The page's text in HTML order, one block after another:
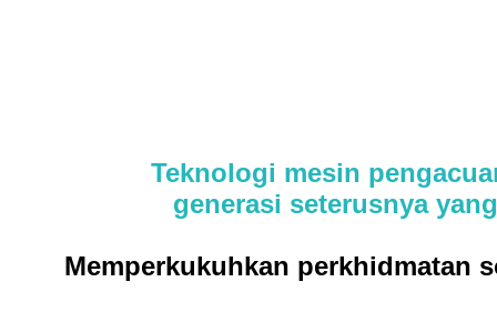
Teknologi mesin
generasi seterusnya
Memperkukuhkan perkhidmatan